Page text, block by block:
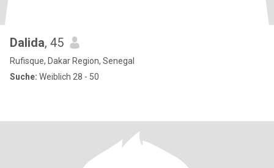
Dalida, 45
Rufisque, Dakar Region, Senegal
Suche: Weiblich 28 - 50